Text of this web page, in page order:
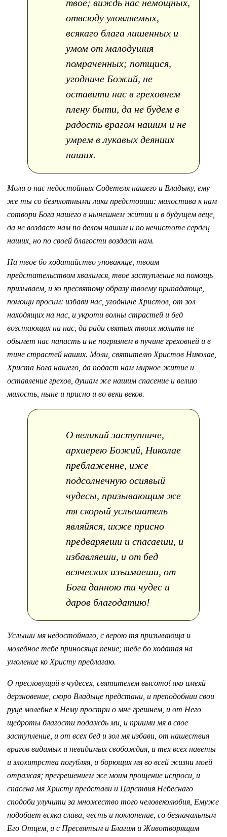
твое; виждь нас немощных,
отвсюду уловляемых,
всякаго блага лишенных и
умом от малодушия
помраченных; потщися,
угодниче Божий, не
оставити нас в греховнем
плену быти, да не будем в
радость врагом нашим и не
умрем в лукавых деяниих
наших.
Моли о нас недостойных Содетеля нашего и Владыку, ему
же ты со безплотными лики предстоиши: милостива к нам
сотвори Бога нашего в нынешнем житии и в будущем веце,
да не воздаст нам по делом нашим и по нечистоте сердец
наших, но по своей благости воздаст нам.
На твое бо ходатайство уповающе, твоим
предстательством хвалимся, твое заступление на помощь
призываем, и ко пресвятому образу твоему припадающе,
помощи просим: избави нас, угодниче Христов, от зол
находящих на нас, и укроти волны страстей и бед
возстающих на нас, да ради святых твоих молитв не
обымет нас напасть и не погрязнем в пучине греховней и в
тине страстей наших. Моли, святителю Христов Николае,
Христа Бога нашего, да подаст нам мирное житие и
оставление грехов, душам же нашим спасение и велию
милость, ныне и присно и во веки веков.
О великий заступниче,
архиерею Божий, Николае
преблаженне, иже
подсолнечную осиявый
чудесы, призывающим же
тя скорый услышатель
являйяся, ихже присно
предваряеши и спасаеши, и
избавляеши, и от бед
всяческих изъимаеши, от
Бога данною ти чудес и
даров благодатию!
Услыши мя недостойнаго, с верою тя призывающа и
молебное тебе приносяща пение; тебе бо ходатая на
умоление ко Христу предлагаю.
О пресловущий в чудесех, святителем высото! яко имеяй
дерзновение, скоро Владыце предстани, и преподобнии свои
руце молебне к Нему простри о мне грешнем, и от Него
щедроты благости подаждь ми, и приими мя в свое
заступление, и от всех бед и зол мя избави, от нашествия
врагов видимых и невидимых свобождая, и тех всех наветы
и злохитрства погубляя, и борющих мя во всей жизни моей
отражая; прегрешением же моим прощение испроси, и
спасена мя Христу представи и Царствия Небеснаго
сподоби улучити за множество того человеколюбия, Емуже
подобает всяка слава, честь и поклонение, со безначальным
Его Отцем, и с Пресвятым и Благим и Животворящим